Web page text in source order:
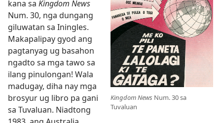
Kingdom News Num. 30 sa
Tuvaluan
kana sa Kingdom News
Num. 30, nga dungang
giluwatan sa Iningles.
Makapalipay gyod ang
pagtanyag ug basahon
ngadto sa mga tawo sa
ilang pinulongan! Wala
madugay, diha nay mga
brosyur ug libro pa gani
sa Tuvaluan. Niadtong